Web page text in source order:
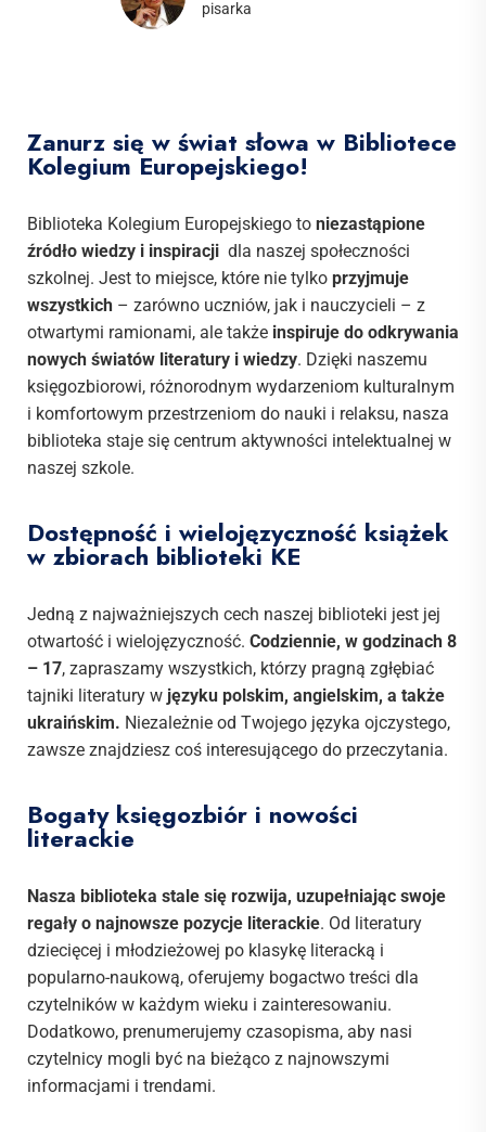
pisarka
Zanurz się w świat słowa w Bibliotece
Kolegium Europejskiego!
Biblioteka Kolegium Europejskiego to niezastąpione
źródło wiedzy i inspiracji dla naszej społeczności
szkolnej. Jest to miejsce, które nie tylko przyjmuje
wszystkich – zarówno uczniów, jak i nauczycieli – z
otwartymi ramionami, ale także inspiruje do odkrywania
nowych światów literatury i wiedzy. Dzięki naszemu
księgozbiorowi, różnorodnym wydarzeniom kulturalnym
i komfortowym przestrzeniom do nauki i relaksu, nasza
biblioteka staje się centrum aktywności intelektualnej w
naszej szkole.
Dostępność i wielojęzyczność książek
w zbiorach biblioteki KE
Jedną z najważniejszych cech naszej biblioteki jest jej
otwartość i wielojęzyczność. Codziennie, w godzinach 8
– 17, zapraszamy wszystkich, którzy pragną zgłębiać
tajniki literatury w języku polskim, angielskim, a także
ukraińskim. Niezależnie od Twojego języka ojczystego,
zawsze znajdziesz coś interesującego do przeczytania.
Bogaty księgozbiór i nowości
literackie
Nasza biblioteka stale się rozwija, uzupełniając swoje
regały o najnowsze pozycje literackie. Od literatury
dziecięcej i młodzieżowej po klasykę literacką i
popularno-naukową, oferujemy bogactwo treści dla
czytelników w każdym wieku i zainteresowaniu.
Dodatkowo, prenumerujemy czasopisma, aby nasi
czytelnicy mogli być na bieżąco z najnowszymi
informacjami i trendami.